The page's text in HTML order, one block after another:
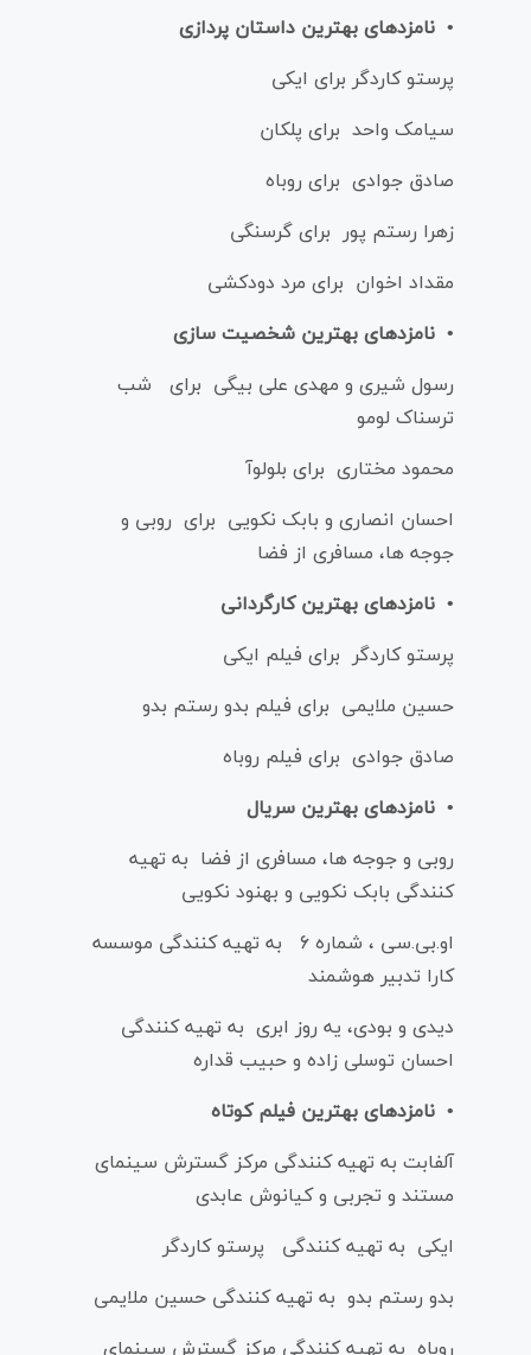
• نامزدهای بهترین داستان پردازی
پرستو کاردگر برای ایکی
سیامک واحد برای پلکان
صادق جوادی برای روباه
زهرا رستم پور برای گرسنگی
مقداد اخوان برای مرد دودکشی
• نامزدهای بهترین شخصیت سازی
رسول شیری و مهدی علی بیگی برای شب
ترسناک لومو
محمود مختاری برای بلولوآ
احسان انصاری و بابک نکویی برای روبی و
جوجه ها، مسافری از فضا
• نامزدهای بهترین کارگردانی
پرستو کاردگر برای فیلم ایکی
حسین ملایمی برای فیلم بدو‌ رستم بدو
صادق جوادی برای فیلم روباه
• نامزدهای بهترین سریال
روبی و جوجه ها، مسافری از فضا به تهیه
کنندگی بابک نکویی و بهنود نکویی
او.بی.سی ، شماره 6 به تهیه کنندگی موسسه
کارا تدبیر هوشمند
دیدی و بودی، یه روز ابری به تهیه کنندگی
احسان توسلی زاده و حبیب قداره
• نامزدهای بهترین فیلم کوتاه
آلفابت به تهیه کنندگی مرکز گسترش سینمای
مستند و‌ تجربی و کیانوش عابدی
ایکی به تهیه کنندگی پرستو کاردگر
بدو رستم بدو به تهیه کنندگی حسین ملایمی
روباه به تهیه کنندگی مرکز گسترش سینمای